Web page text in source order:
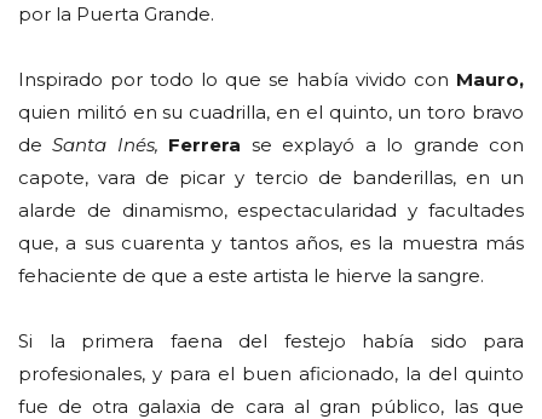
por la Puerta Grande.
Inspirado por todo lo que se había vivido con Mauro,
quien militó en su cuadrilla, en el quinto, un toro bravo
deSanta Inés, Ferrera se explayó a lo grande con
capote, vara de picar y tercio de banderillas, en un
alarde de dinamismo, espectacularidad y facultades
que, a sus cuarenta y tantos años, es la muestra más
fehaciente de que a este artista le hierve la sangre.
Si la primera faena del festejo había sido para
profesionales, y para el buen aficionado, la del quinto
fue de otra galaxia de cara al gran público, las que